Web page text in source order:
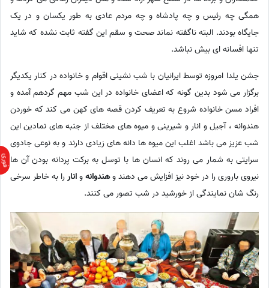
همگی چه رئیس و چه پادشاه و چه مردم عادی به طور یکسان و در یک
جایگاه بودند. البته ناگفته نماند صحت و سقم این گفته ثابت نشده که شاید
تنها افسانه ای بیش نباشد.
جشن یلدا امروزه توسط ایرانیان با شب نشینی اقوام و خانواده در کنار یکدیگر
برگزار می شود بدین گونه که اعضای خانواده در این شب مهم گردهم آمده و
افراد مسن خانواده شروع به تعریف کردن قصه های کهن می کند که خوردن
هندوانه ، آجیل و انار و شیرینی و میوه های مختلف از جنبه های نمادین این
شب عزیز می باشد اغلب این میوه ها دانه های زیادی دارند و به نوعی جادوی
سرایتی به شمار می روند که انسان ها با توسل به برکت پردانه بودن آن ها
نیروی باروری را در خود نیز افزایش می دهند وهندوانهواناررا به خاطر سرخی
رنگ شان نمایندگی از خورشید در شب تصور می کنند.